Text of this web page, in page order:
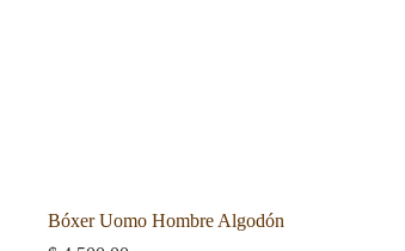
Bóxer Uomo Hombre Algodón